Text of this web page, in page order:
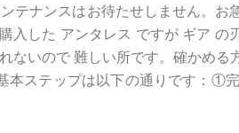
テナンスはお待たせしません。お
入した アンタレス ですが ギア の
ないので 難しい所です。確かめる
本ステップは以下の通りです：①